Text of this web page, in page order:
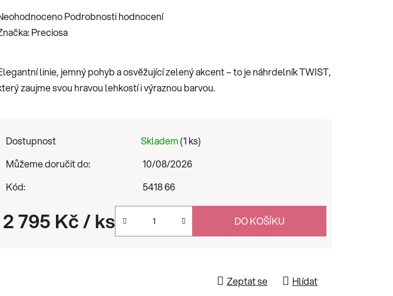
Podrobnosti hodnocení
Preciosa
linie, jemný pohyb a osvěžující zelený akcent – to je náhrdelník TWIST,
zaujme svou hravou lehkostí i výraznou barvou.
Dostupnost Skladem(1 ks)
Můžeme doručit do:
10/08/2026
Kód:
5418 66
2 795 Kč/ ks DO KOŠÍKU
Zeptat se Hlídat